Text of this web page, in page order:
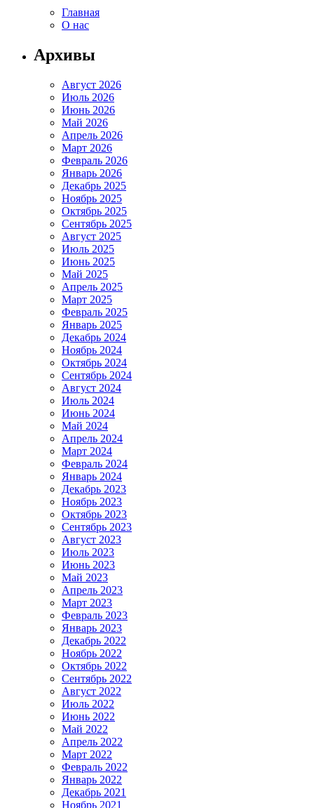
Главная
О нас
Архивы
Август 2026
Июль 2026
Июнь 2026
Май 2026
Апрель 2026
Март 2026
Февраль 2026
Январь 2026
Декабрь 2025
Ноябрь 2025
Октябрь 2025
Сентябрь 2025
Август 2025
Июль 2025
Июнь 2025
Май 2025
Апрель 2025
Март 2025
Февраль 2025
Январь 2025
Декабрь 2024
Ноябрь 2024
Октябрь 2024
Сентябрь 2024
Август 2024
Июль 2024
Июнь 2024
Май 2024
Апрель 2024
Март 2024
Февраль 2024
Январь 2024
Декабрь 2023
Ноябрь 2023
Октябрь 2023
Сентябрь 2023
Август 2023
Июль 2023
Июнь 2023
Май 2023
Апрель 2023
Март 2023
Февраль 2023
Январь 2023
Декабрь 2022
Ноябрь 2022
Октябрь 2022
Сентябрь 2022
Август 2022
Июль 2022
Июнь 2022
Май 2022
Апрель 2022
Март 2022
Февраль 2022
Январь 2022
Декабрь 2021
Ноябрь 2021